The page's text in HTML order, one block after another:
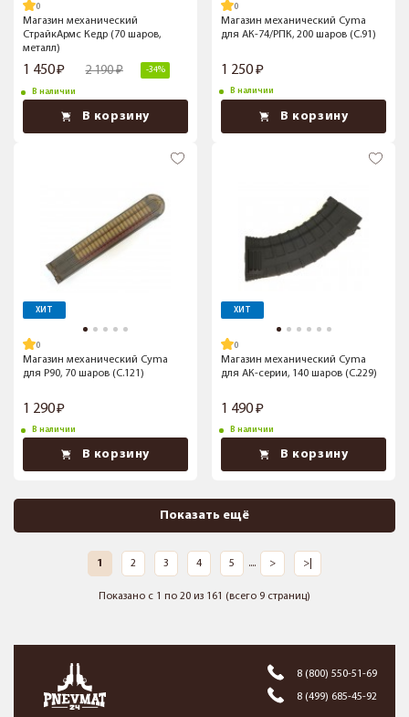
Магазин механический
СтрайкАрмс Кедр (70 шаров,
металл)
1 450 2 190 -34%
В наличии
В корзину
Магазин механический Cyma
для АК-74/РПК, 200 шаров (C.91)
1 250
В наличии
В корзину
ХИТ
Магазин механический Cyma
для P90, 70 шаров (C.121)
1 290
В наличии
В корзину
ХИТ
Магазин механический Cyma
для АК-серии, 140 шаров (C.229)
1 490
В наличии
В корзину
Показать ещё
1 2 3 4 5 .... > >|
Показано с 1 по 20 из 161 (всего 9 страниц)
8 (800) 550-51-69
8 (499) 685-45-92